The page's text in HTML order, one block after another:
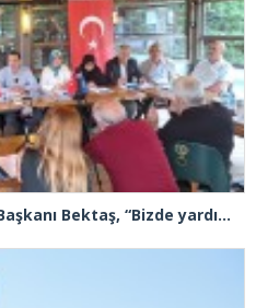
Ensar Vakfı Ataşehir Şube Başkanı Bektaş, “Bizde yardım kelimesi yok, bizde paylaşmak ve hediyeleşmek var”